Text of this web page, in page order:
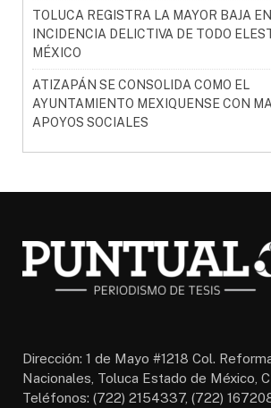
TOLUCA REGISTRA LA MAYOR BAJA EN
INCIDENCIA DELICTIVA DE TODO
MÉXICO
ATIZAPÁN SE CONSOLIDA COMO EL
AYUNTAMIENTO MEXIQUENSE CON
APOYOS SOCIALES
Dirección: 1 de Mayo #1218 Col.
Nacionales, Toluca Estado de México,
Teléfonos: (722) 2154337, (722)